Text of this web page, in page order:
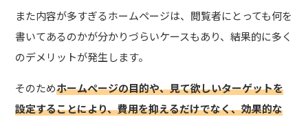
また内容が多すぎるホームページは、閲覧者にとっても何を
書いてあるのかが分かりづらいケースもあり、結果的に多く
のデメリットが発生します。
そのためホームページの目的や、見て欲しいターゲットを
設定することにより、費用を抑えるだけでなく、効果的な